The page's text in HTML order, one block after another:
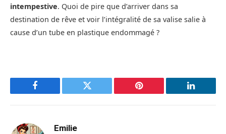
intempestive. Quoi de pire que d’arriver dans sa
destination de rêve et voir l’intégralité de sa valise salie à
cause d’un tube en plastique endommagé ?
Facebook Twitter Pinterest LinkedIn
Emilie